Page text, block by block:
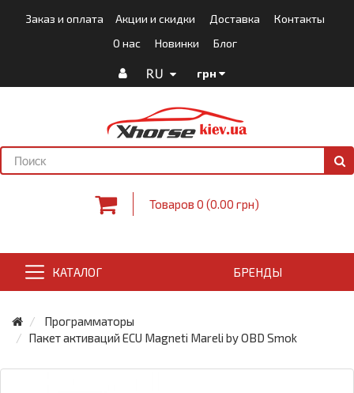
Заказ и оплата Акции и скидки Доставка
Контакты
О нас
Новинки Блог
RU грн
Товаров 0 (0.00 грн)
КАТАЛОГ БРЕНДЫ
Программаторы
Пакет активаций ECU Magneti Mareli by OBD Smok